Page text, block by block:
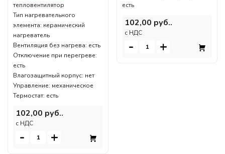
тепловентилятор
Тип нагревательного
элемента: керамический
нагреватель
Вентиляция без нагрева: есть
Отключение при перегреве:
есть
Влагозащитный корпус: нет
Управление: механическое
Термостат: есть
102,00 руб..
c НДС
- +
есть
102,00 руб..
c НДС
- +